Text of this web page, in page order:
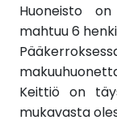
Huoneisto
mahtuu 6
Keittiö on
mukavasta